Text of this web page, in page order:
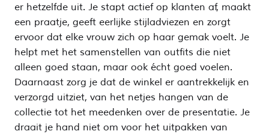
er hetzelfde uit. Je stapt actief op klanten af, maakt
een praatje, geeft eerlijke stijladviezen en zorgt
ervoor dat elke vrouw zich op haar gemak voelt. Je
helpt met het samenstellen van outfits die niet
alleen goed staan, maar ook écht goed voelen.
Daarnaast zorg je dat de winkel er aantrekkelijk en
verzorgd uitziet, van het netjes hangen van de
collectie tot het meedenken over de presentatie. Je
draait je hand niet om voor het uitpakken van